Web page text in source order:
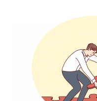
ダウンロード